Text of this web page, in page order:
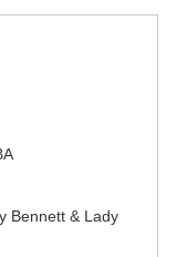
Bennett & Lady